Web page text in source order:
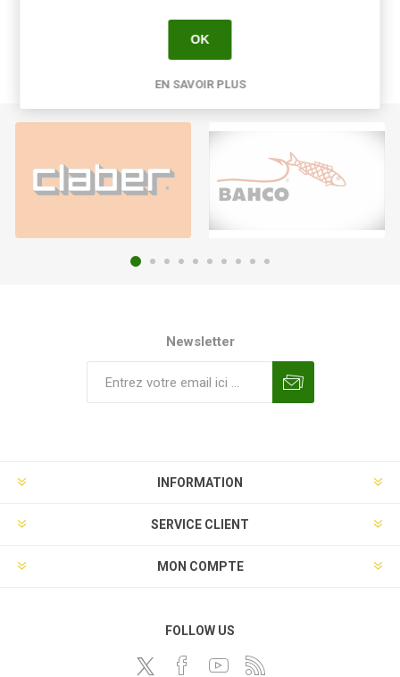
Newsletter
INFORMATION
SERVICE CLIENT
MON COMPTE
FOLLOW US
OK
EN SAVOIR PLUS